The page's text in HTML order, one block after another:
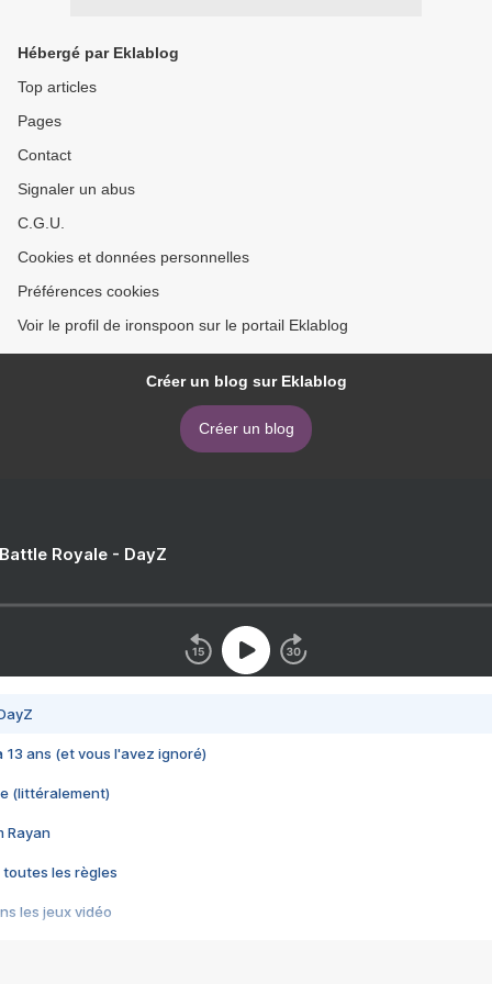
Hébergé par Eklablog
Top articles
Pages
Contact
Signaler un abus
C.G.U.
Cookies et données personnelles
Préférences cookies
Voir le profil de ironspoon sur le portail Eklablog
Créer un blog sur Eklablog
Créer un blog
Royale - DayZ
13 ans (et vous l'avez ignoré)
(littéralement)
Rayan
toutes les règles
les jeux vidéo